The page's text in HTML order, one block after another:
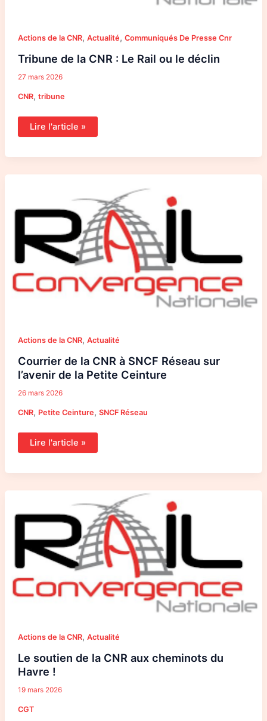
Actions de la CNR, Actualité, Communiqués De Presse Cnr
Tribune de la CNR : Le Rail ou le déclin
27 mars 2026
CNR, tribune
Lire l'article »
Actions de la CNR, Actualité
Courrier de la CNR à SNCF Réseau sur
l’avenir de la Petite Ceinture
26 mars 2026
CNR, Petite Ceinture, SNCF Réseau
Courrier
à
SNCF
sur
l’avenir
de
Petite
Ceinture
Lire l'article »
Actions de la CNR, Actualité
Le soutien de la CNR aux cheminots du
Havre !
19 mars 2026
CGT
Le
de
la
cheminots
du
Havre